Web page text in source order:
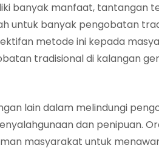
banyak manfaat, tantangan
untuk banyak pengobatan
metode ini kepada
tradisional di kalangan
lain dalam melindungi
dan penipuan.
masyarakat untuk